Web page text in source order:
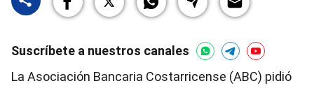
Suscríbete a nuestros canales
La Asociación Bancaria Costarricense (ABC) pidió